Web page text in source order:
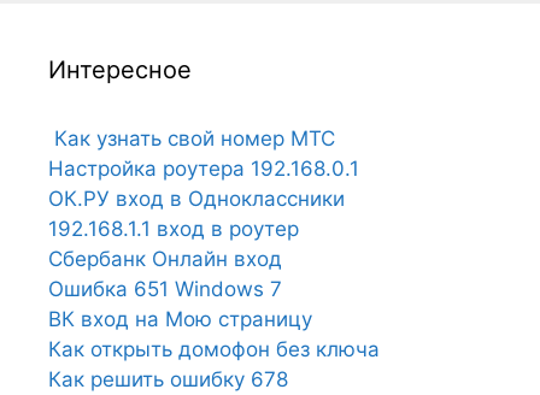
Интересное
Как узнать свой номер МТС
Настройка роутера 192.168.0.1
ОК.РУ вход в Одноклассники
192.168.1.1 вход в роутер
Сбербанк Онлайн вход
Ошибка 651 Windows 7
ВК вход на Мою страницу
Как открыть домофон без ключа
Как решить ошибку 678